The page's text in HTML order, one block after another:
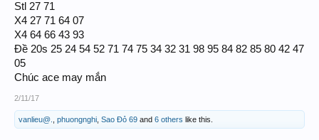
Stl 27 71
X4 27 71 64 07
X4 64 66 43 93
Đề 20s 25 24 54 52 71 74 75 34 32 31 98 95 84 82 85 80 42 47
05
Chúc ace may mắn
2/11/17
vanlieu@. phuongnghi Sao Đỏ 69 and 6 others like this.